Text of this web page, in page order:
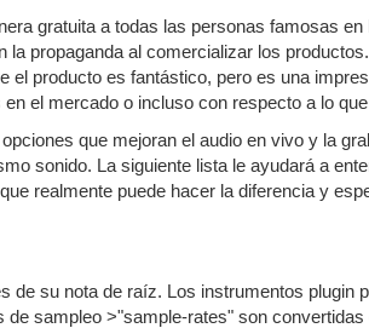
gratuita a todas las personas famosas en
propaganda al comercializar los
producto es fantástico, pero es una
el mercado o incluso con respecto a lo
que mejoran el audio en vivo y la
sonido. La siguiente lista le ayudará a
realmente puede hacer la diferencia y
de su nota de raíz. Los instrumentos plugin
sampleo >"sample-rates" son